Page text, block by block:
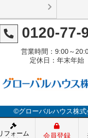
0120-77-
営業時間：9:00～
定休日：年末年始
©グローバルハウス株式
フォーム
会員登録